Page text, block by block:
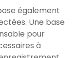
également
Une base
pour
à